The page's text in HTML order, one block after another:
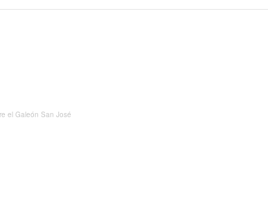
el Galeón San José